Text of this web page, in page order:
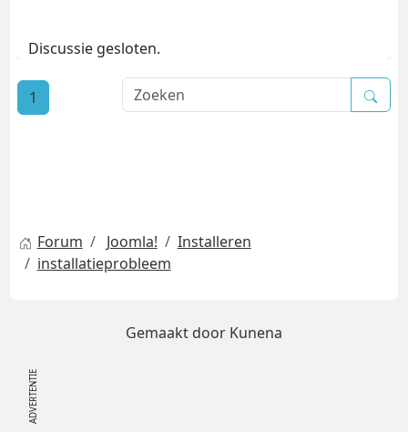
Discussie gesloten.
1
Forum Joomla!
Installeren
installatieprobleem
Gemaakt door Kunena